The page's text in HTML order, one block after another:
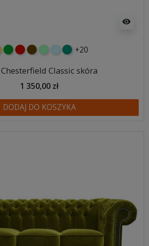
visibility
zielonyczerwony
czekoladowy
miętowybłękitny
turkusowy
+20
Classic skóra
1 350,00 zł
DODAJ DO KOSZYKA